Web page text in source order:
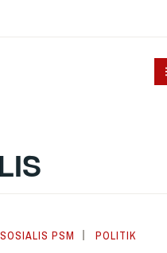
SOSIALIS PSM POLITIK